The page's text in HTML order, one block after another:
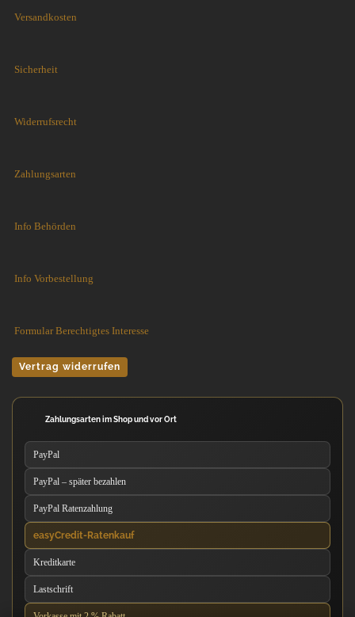
Versandkosten
Sicherheit
Widerrufsrecht
Zahlungsarten
Info Behörden
Info Vorbestellung
Formular Berechtigtes Interesse
Vertrag widerrufen
Zahlungsarten im Shop und vor Ort
PayPal
PayPal – später bezahlen
PayPal Ratenzahlung
easyCredit-Ratenkauf
Kreditkarte
Lastschrift